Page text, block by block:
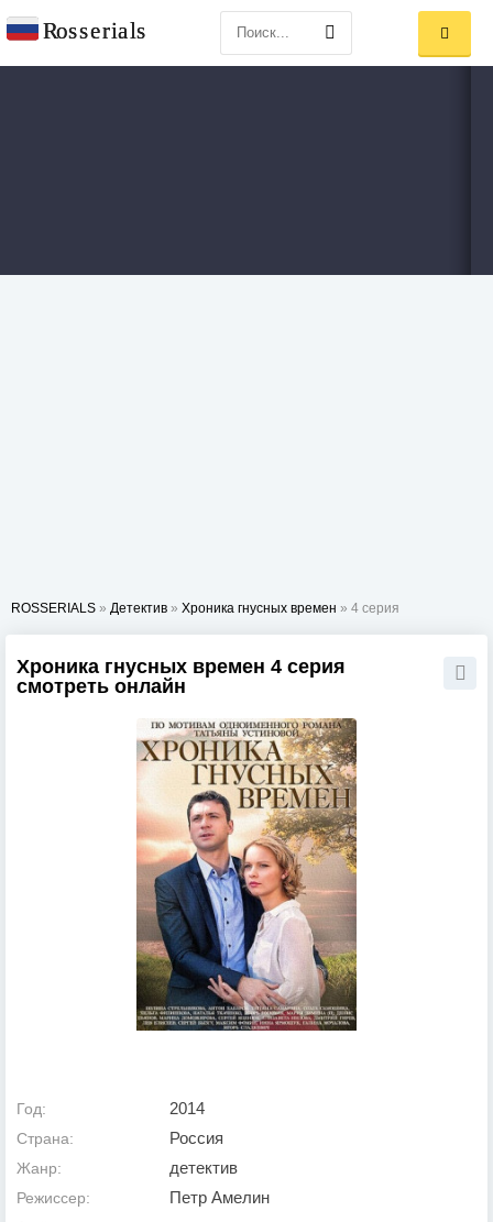
ROSSERIALS » Детектив » Хроника гнусных времен » 4 серия
Хроника гнусных времен 4 серия
смотреть онлайн
Год: 2014
Страна: Россия
Жанр: детектив
Режиссер: Петр Амелин